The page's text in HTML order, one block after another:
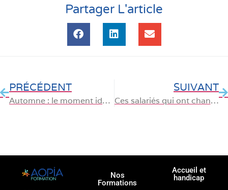
Partager L'article
PRÉCÉDENT
Automne : le moment idéal pour préparer une certification professionnelle
SUIVANT
Ces salariés qui ont changé de vie grâce à leur CPF avant la fin de l’année
Nos
Formations
Accueil et
handicap